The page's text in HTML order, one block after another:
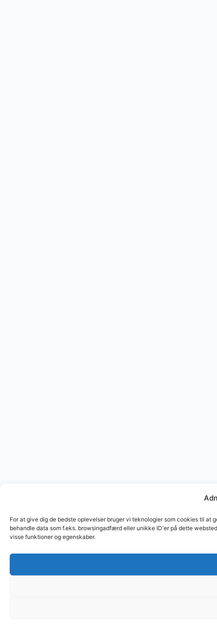
For at give dig de bedste oplevelser bruger vi teknologier som cookies til
behandle data som f.eks. browsingadfærd eller unikke ID'er på dette
visse funktioner og egenskaber.